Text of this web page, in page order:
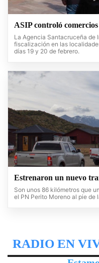
ASIP controló
La Agencia Santacruceña de
fiscalización en las
días 19 y 20 de febrero.
Estrenaron un nuevo
Son unos 86 kilómetros que
el PN Perito Moreno al pie de
RADIO EN